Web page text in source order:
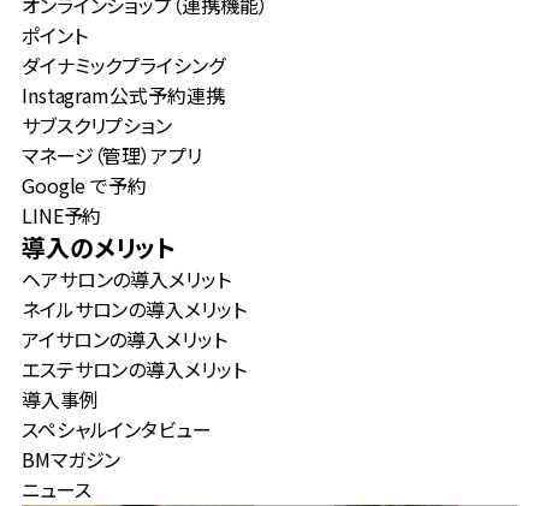
ポイント
ダイナミックプライシング
Instagram公式予約連携
サブスクリプション
マネージ（管理）アプリ
Google で予約
LINE予約
導入のメリット
ヘアサロンの導入メリット
ネイルサロンの導入メリット
アイサロンの導入メリット
エステサロンの導入メリット
導入事例
スペシャルインタビュー
BMマガジン
ニュース